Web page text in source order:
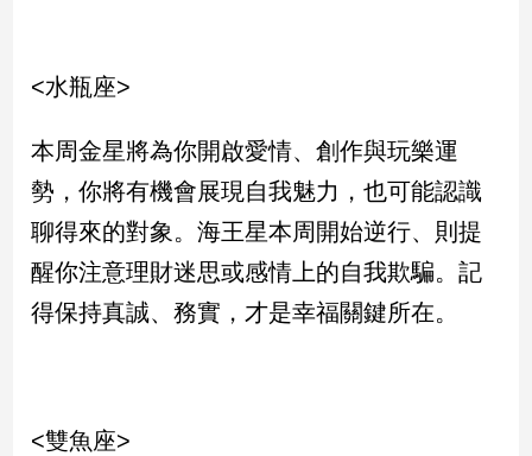
<水瓶座>
本周金星將為你開啟愛情、創作與玩樂運
勢，你將有機會展現自我魅力，也可能認識
聊得來的對象。海王星本周開始逆行、則提
醒你注意理財迷思或感情上的自我欺騙。記
得保持真誠、務實，才是幸福關鍵所在。
<雙魚座>